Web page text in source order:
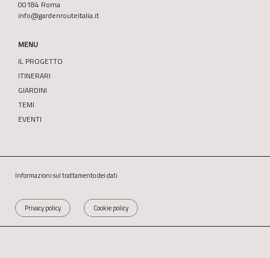
00184 Roma
info@gardenrouteitalia.it
MENU
IL PROGETTO
ITINERARI
GIARDINI
TEMI
EVENTI
Informazioni sul trattamento dei dati
Privacy policy Cookie policy